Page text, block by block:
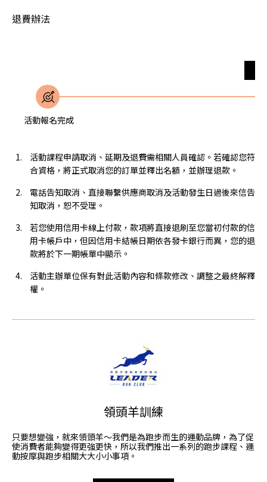
退費辦法
活動報名完成
活動課程申請取消、延期及退費需相關人員確認。若確認您符
合資格，將正式取消您的訂單並釋出名額，並辦理退款。
電話告知取消、直接聯繫供應商取消及活動發生日過後來信告
知取消，恕不受理。
若您使用信用卡線上付款，款項將直接退刷至您當初付款的信
用卡帳戶中，但因信用卡結帳日期依各發卡銀行而異，您的退
款將於下一期帳單中顯示。
活動主辦單位保有對此活動內容和條款修改、調整之最終解釋
權。
領頭羊訓練
只要想變強，就來領頭羊～我們是為跑步而生的運動品牌，為了促
使消費者能夠變得更強更快，所以我們推出一系列的跑步課程、運
動按摩與跑步相關大大小小事項。